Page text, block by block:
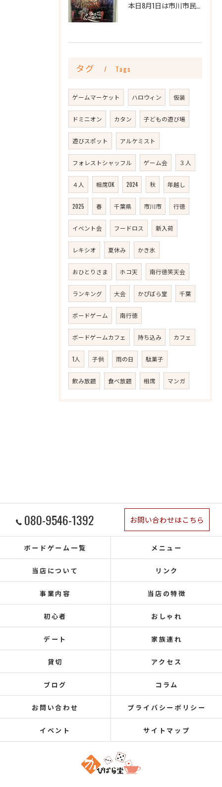
タグ Tags
ゲームマーケット ハロウィン 仮装
ドミニオン カタン 子どもの遊び場
遊びスポット アルケミスト
フォレストシャッフル ゲーム会 ３人
４人 相席OK 2024 秋 年越し
2025 春 千葉県 市川市 行徳
イベント会 フードロス 新入荷
レキシオ 夏休み かき氷
おひとりさま ホコ天 南行徳笑天会
ランキング 大会 かぴばら堂 千葉
ボードゲーム 南行徳
ボードゲームカフェ 持ち込み カフェ
1人 子供 雨の日 駄菓子
飲み放題 食べ放題 相席 マンガ
080-9546-1392 お問い合わせはこちら
ボードゲーム一覧 メニュー
当店について リンク
事業内容 当店の特徴
初心者 おしゃれ
デート 家族連れ
貸切 アクセス
ブログ コラム
お問い合わせ プライバシーポリシー
イベント サイトマップ